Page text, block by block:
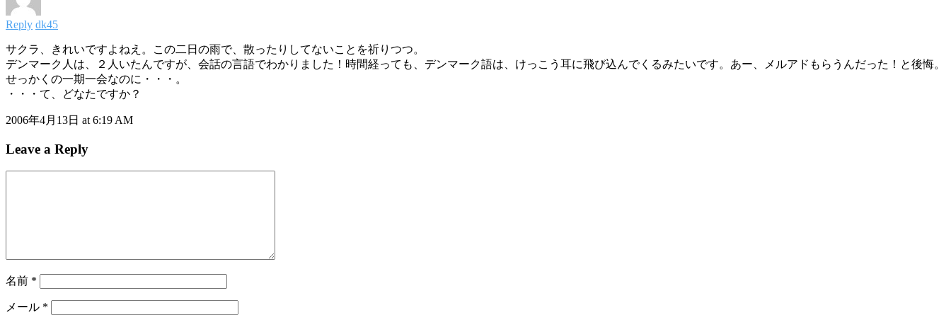
Reply dk45
サクラ、きれいですよねえ。この二日の雨で、散ったりしてないことを祈りつつ。
デンマーク人は、２人いたんですが、会話の言語でわかりました！時間経っても、デンマーク語は、けっこう耳に飛び込んでくるみたいです。あー、メルアドもらうんだった！と後悔。
せっかくの一期一会なのに・・・。
・・・て、どなたですか？
2006年4月13日 at 6:19 AM
Leave a Reply
名前 *
メール *